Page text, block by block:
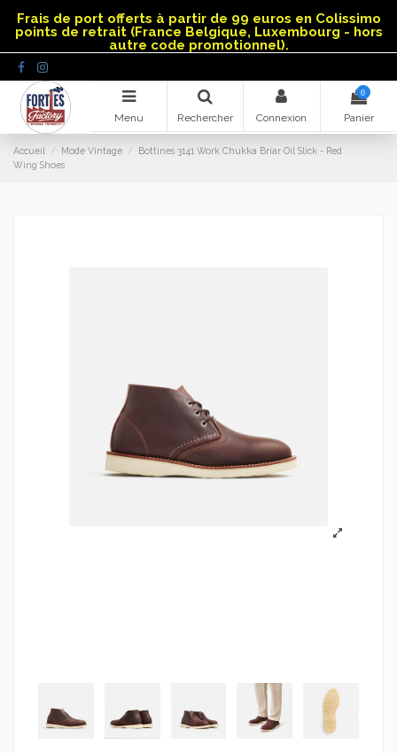
Frais de port offerts à partir de 99 euros en Colissimo
points de retrait (France Belgique, Luxembourg - hors
autre code promotionnel).
Menu Rechercher Connexion
0
Panier
Accueil Mode Vintage
Bottines 3141 Work Chukka Briar Oil Slick - Red
Wing Shoes